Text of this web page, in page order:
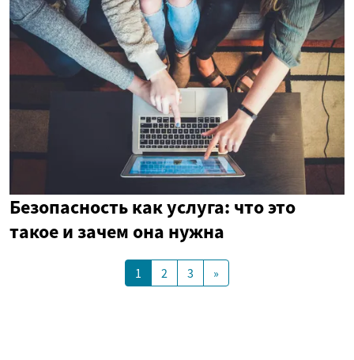
Безопасность как услуга: что это
такое и зачем она нужна
1 2 3 »